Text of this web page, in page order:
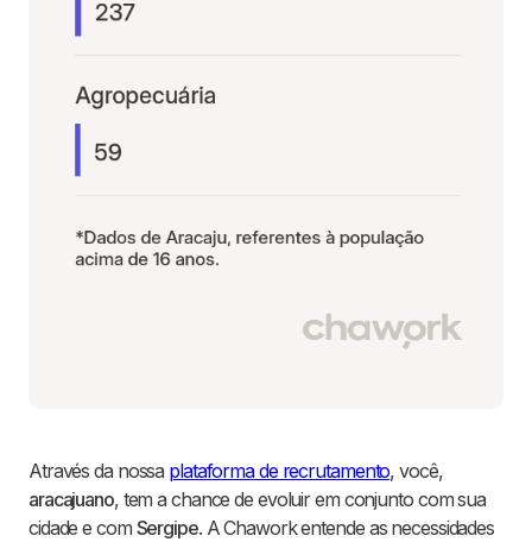
Através da nossa plataforma de recrutamento, você,
aracajuano, tem a chance de evoluir em conjunto com sua
cidade e com Sergipe. A Chawork entende as necessidades